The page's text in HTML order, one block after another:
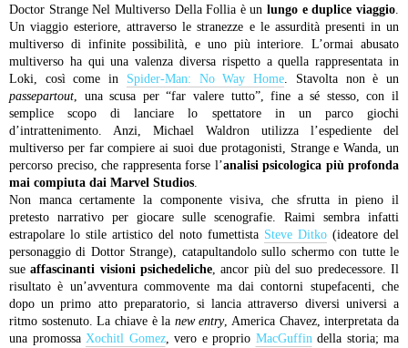
Doctor Strange Nel Multiverso Della Follia è unlungo e duplice viaggio.
Un viaggio esteriore, attraverso le stranezze e le assurdità presenti in un
multiverso di infinite possibilità, e uno più interiore. L’ormai abusato
multiverso ha qui una valenza diversa rispetto a quella rappresentata in
Loki, così come in Spider-Man: No Way Home. Stavolta non è un
passepartout, una scusa per “far valere tutto”, fine a sé stesso, con il
semplice scopo di lanciare lo spettatore in un parco giochi
d’intrattenimento. Anzi, Michael Waldron utilizza l’espediente del
multiverso per far compiere ai suoi due protagonisti, Strange e Wanda, un
percorso preciso, che rappresenta forse l’analisi psicologica più profonda
mai compiuta dai Marvel Studios.
Non manca certamente la componente visiva, che sfrutta in pieno il
pretesto narrativo per giocare sulle scenografie. Raimi sembra infatti
estrapolare lo stile artistico del noto fumettista Steve Ditko (ideatore del
personaggio di Dottor Strange), catapultandolo sullo schermo con tutte le
sueaffascinanti visioni psichedeliche, ancor più del suo predecessore. Il
risultato è un’avventura commovente ma dai contorni stupefacenti, che
dopo un primo atto preparatorio, si lancia attraverso diversi universi a
ritmo sostenuto. La chiave è la new entry, America Chavez, interpretata da
una promossa Xochitl Gomez, vero e proprio MacGuffindella storia; ma